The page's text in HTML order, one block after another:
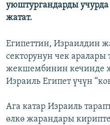
уюштургандарды учурда
жатат.
Египеттин, Израилдин
секторунун чек аралары
жекшембинин кечинде
Израиль Египет үчүн
Ага катар Израиль
өлкө жарандары